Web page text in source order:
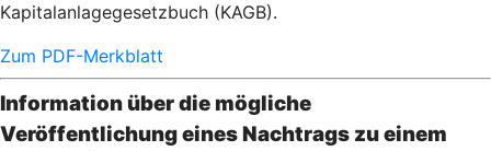
Kapitalanlagegesetzbuch (KAGB).
Zum PDF-Merkblatt
Information über die mögliche
Veröffentlichung eines Nachtrags zu einem